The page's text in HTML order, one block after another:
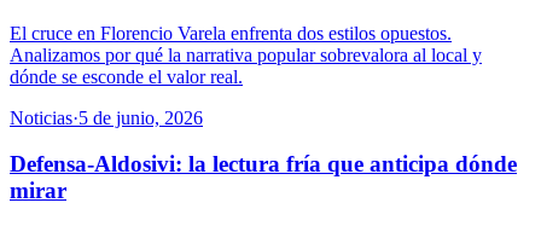
El cruce en Florencio Varela enfrenta dos estilos opuestos.
Analizamos por qué la narrativa popular sobrevalora al local y
dónde se esconde el valor real.
Noticias·5 de junio, 2026
Defensa-Aldosivi: la lectura fría que anticipa dónde
mirar